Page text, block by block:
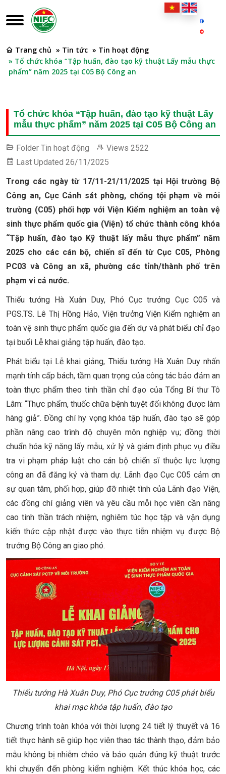
Trang chủ » Tin tức » Tin hoạt động
» Tổ chức khóa “Tập huấn, đào tạo kỹ thuật Lấy mẫu thực
phẩm” năm 2025 tại C05 Bộ Công an
Tổ chức khóa “Tập huấn, đào tạo kỹ thuật Lấy
mẫu thực phẩm” năm 2025 tại C05 Bộ Công an
Folder Tin hoạt động Views 2522
Last Updated 26/11/2025
Trong các ngày từ 17/11-21/11/2025 tại Hội trường Bộ
Công an, Cục Cảnh sát phòng, chống tội phạm về môi
trường (C05) phối hợp với Viện Kiểm nghiệm an toàn vệ
sinh thực phẩm quốc gia (Viện) tổ chức thành công khóa
“Tập huấn, đào tạo Kỹ thuật lấy mẫu thực phẩm” năm
2025 cho các cán bộ, chiến sĩ đến từ Cục C05, Phòng
PC03 và Công an xã, phường các tỉnh/thành phố trên
phạm vi cả nước.
Thiếu tướng Hà Xuân Duy, Phó Cục trưởng Cục C05 và
PGS.TS. Lê Thị Hồng Hảo, Viện trưởng Viện Kiểm nghiệm an
toàn vệ sinh thực phẩm quốc gia đến dự và phát biểu chỉ đạo
tại buổi Lễ khai giảng tập huấn, đào tạo.
Phát biểu tại Lễ khai giảng, Thiếu tướng Hà Xuân Duy nhấn
mạnh tính cấp bách, tầm quan trọng của công tác bảo đảm an
toàn thực phẩm theo tinh thần chỉ đạo của Tổng Bí thư Tô
Lâm: “Thực phẩm, thuốc chữa bệnh tuyệt đối không được làm
hàng giả”. Đồng chí hy vọng khóa tập huấn, đào tạo sẽ góp
phần nâng cao trình độ chuyên môn nghiệp vụ; đồng thời
chuẩn hóa kỹ năng lấy mẫu, xử lý và giám định phục vụ điều
tra vi phạm pháp luật cho cán bộ chiến sĩ thuộc lực lượng
công an đã đăng ký và tham dự. Lãnh đạo Cục C05 cảm ơn
sự quan tâm, phối hợp, giúp đỡ nhiệt tình của Lãnh đạo Viện,
các đồng chí giảng viên và yêu cầu mỗi học viên cần nâng
cao tinh thần trách nhiệm, nghiêm túc học tập và vận dụng
kiến thức cập nhật được vào thực tiễn nhiệm vụ được Bộ
trưởng Bộ Công an giao phó.
Thiếu tướng Hà Xuân Duy, Phó Cục trưởng C05 phát biểu
khai mạc khóa tập huấn, đào tạo
Chương trình toàn khóa với thời lượng 24 tiết lý thuyết và 16
tiết thực hành sẽ giúp học viên thao tác thành thạo, đảm bảo
mẫu không bị nhiễm chéo và bảo quản đúng kỹ thuật trước
khi chuyển đến phòng kiểm nghiệm. Kết thúc khóa học, các